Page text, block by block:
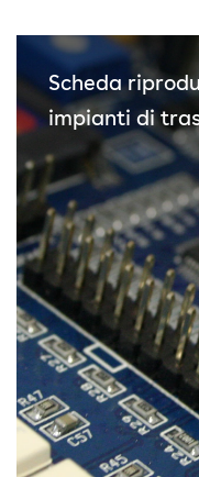
Scheda
impianti di